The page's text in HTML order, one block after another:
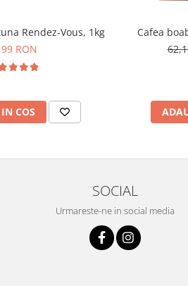
Rendez-Vous, 1kg
RON
COS
Cafea
SOCIAL
Urmareste-ne in social media